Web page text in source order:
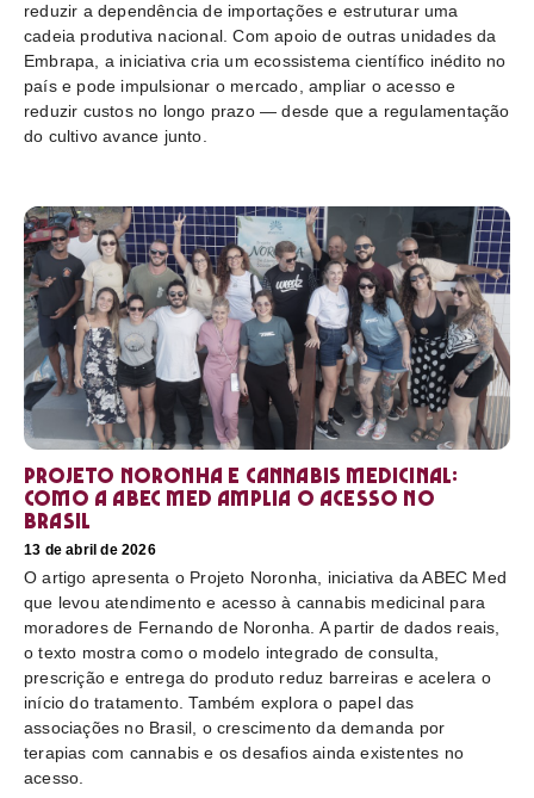
reduzir a dependência de importações e estruturar uma
cadeia produtiva nacional. Com apoio de outras unidades da
Embrapa, a iniciativa cria um ecossistema científico inédito no
país e pode impulsionar o mercado, ampliar o acesso e
reduzir custos no longo prazo — desde que a regulamentação
do cultivo avance junto.
Projeto Noronha e cannabis medicinal:
como a ABEC Med amplia o acesso no
Brasil
13 de abril de 2026
O artigo apresenta o Projeto Noronha, iniciativa da ABEC Med
que levou atendimento e acesso à cannabis medicinal para
moradores de Fernando de Noronha. A partir de dados reais,
o texto mostra como o modelo integrado de consulta,
prescrição e entrega do produto reduz barreiras e acelera o
início do tratamento. Também explora o papel das
associações no Brasil, o crescimento da demanda por
terapias com cannabis e os desafios ainda existentes no
acesso.